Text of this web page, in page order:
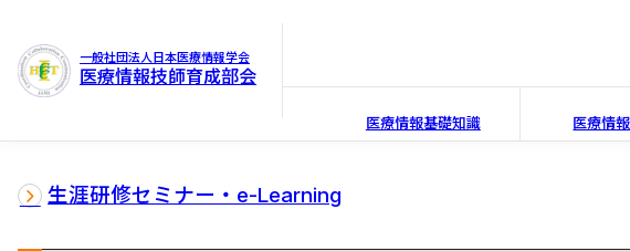
一般社団法人日本医療情報学会
医療情報技師育成部会
医療情報基礎知識 医療情
生涯研修セミナー・e-Learning